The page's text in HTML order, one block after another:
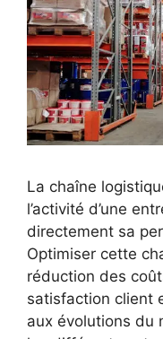
La chaîne
l’activité d’une
directement sa
Optimiser cette
réduction des
satisfaction client
aux évolutions du